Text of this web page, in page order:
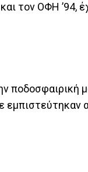
τον ΟΦΗ ’94,
ποδοσφαιρική